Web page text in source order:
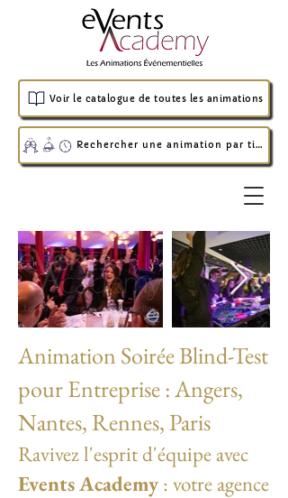
Rechercher une animation par timing
Voir le catalogue de toutes les animations
Animation Soirée Blind-Test
pour Entreprise : Angers,
Nantes, Rennes, Paris
Ravivez l'esprit d'équipe avec
Events Academy : votre agence